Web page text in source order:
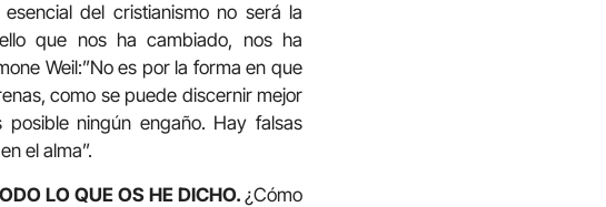
del cristianismo no será la
que nos ha cambiado, nos ha
Weil:”No es por la forma en que
como se puede discernir mejor
ningún engaño. Hay falsas
el alma”.
LO QUE OS HE DICHO. ¿Cómo